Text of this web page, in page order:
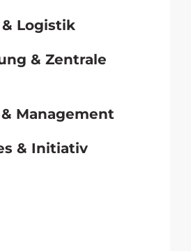
Logistik
& Zentrale
Management
& Initiativ